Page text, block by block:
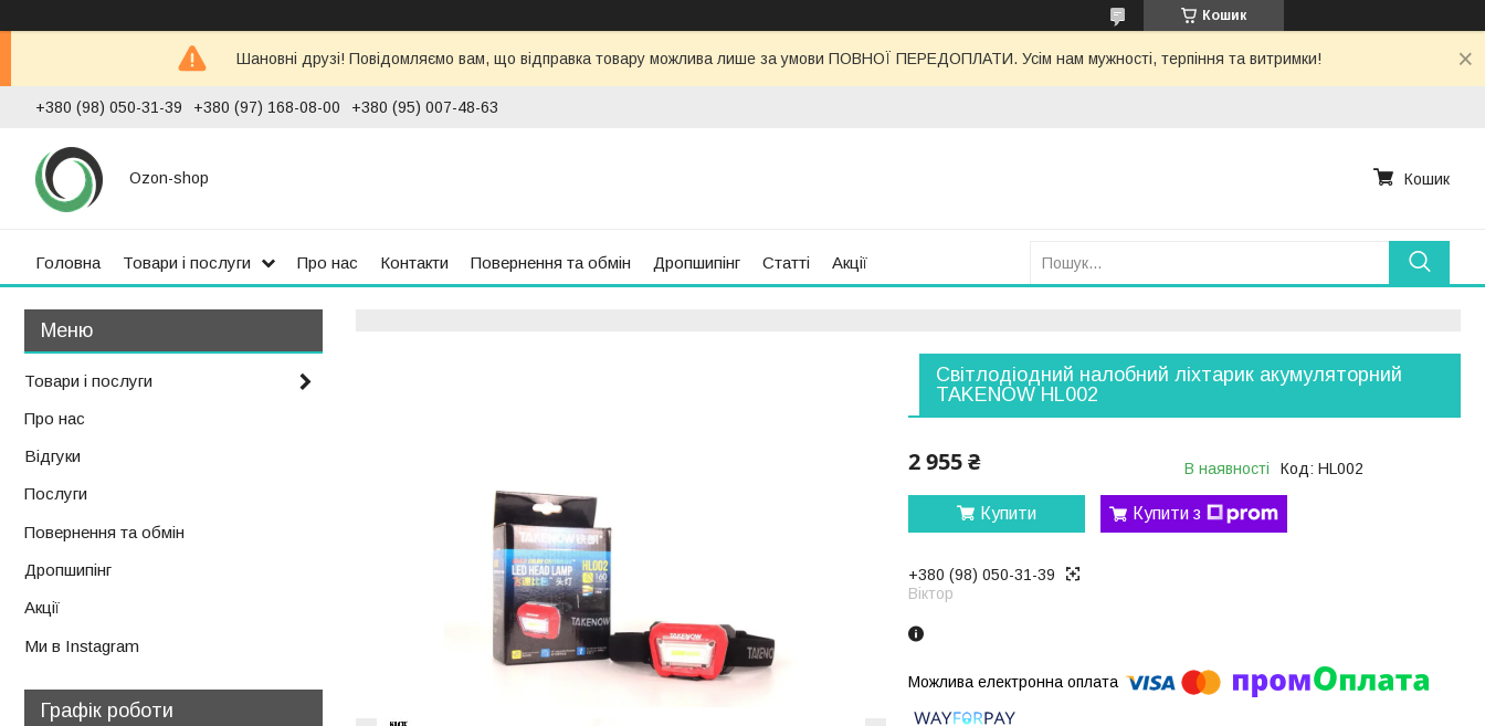
Кошик
Шановні друзі! Повідомляємо вам, що відправка товару можлива лише за умови ПОВНОЇ ПЕРЕДОПЛАТИ. Усім нам мужності, терпіння та витримки!
+380 (98) 050-31-39 +380 (97) 168-08-00 +380 (95) 007-48-63
Ozon-shop Кошик
Головна Товари і послуги Про нас Контакти Повернення та обмін Дропшипінг Статті Акції
Світлодіодний налобний ліхтарик акумуляторний
TAKENOW HL002
2 955 ₴ В наявності Код: HL002
Купити Купити з
+380 (98) 050-31-39
Віктор
Товари і послуги
Про нас
Відгуки
Послуги
Повернення та обмін
Дропшипінг
Акції
Ми в Instagram
Графік роботи